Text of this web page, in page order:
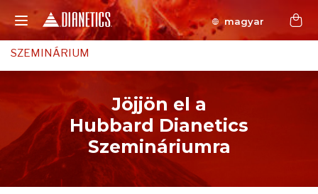
magyar
SZEMINÁRIUM
Jöjjön el a
Hubbard Dianetics
Szemináriumra